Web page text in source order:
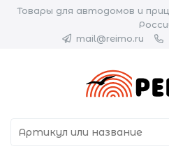
Товары для автодомов и
mail@reimo.ru